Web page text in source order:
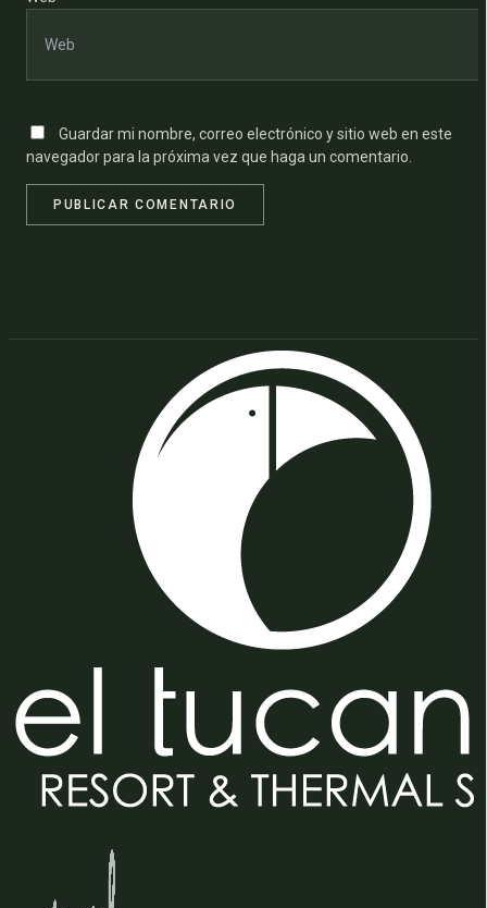
Guardar mi nombre, correo electrónico y sitio web en este
navegador para la próxima vez que haga un comentario.